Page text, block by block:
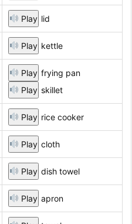
Play lid
Play kettle
Play frying pan
Play skillet
Play rice cooker
Play cloth
Play dish towel
Play apron